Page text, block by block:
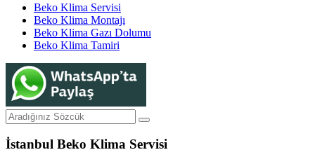
Beko Klima Servisi
Beko Klima Montajı
Beko Klima Gazı Dolumu
Beko Klima Tamiri
İstanbul Beko Klima Servisi